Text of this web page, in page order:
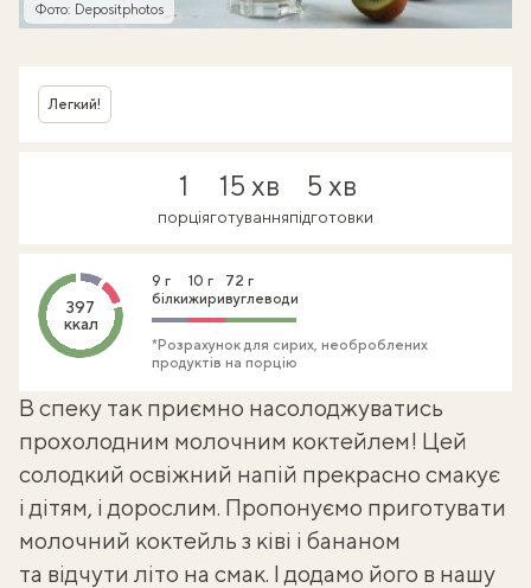
Фото: Depositphotos
Легкий!
1
порція
15 хв
готування
5 хв
підготовки
397
ккал
9 г
білки
10 г
жири
72 г
вуглеводи
*Розрахунок для сирих, необроблених
продуктів на порцію
В спеку так приємно насолоджуватись
прохолодним молочним коктейлем! Цей
солодкий освіжний напій прекрасно смакує
і дітям, і дорослим. Пропонуємо приготувати
молочний коктейль з ківі і бананом
та відчути літо на смак. І додамо його в нашу